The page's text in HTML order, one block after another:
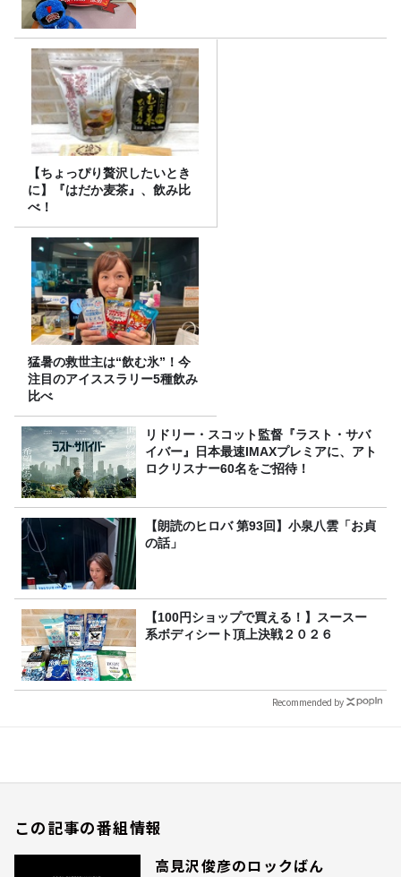
【ちょっぴり贅沢したいとき
に】『はだか麦茶』、飲み比
べ！
猛暑の救世主は“飲む氷”！今
注目のアイススラリー5種飲み
比べ
リドリー・スコット監督『ラスト・サバ
イバー』日本最速IMAXプレミアに、アト
ロクリスナー60名をご招待！
【朗読のヒロバ 第93回】小泉八雲「お貞
の話」
【100円ショップで買える！】スースー
系ボディシート頂上決戦２０２６
Recommended by
この記事の番組情報
高見沢俊彦のロックばん